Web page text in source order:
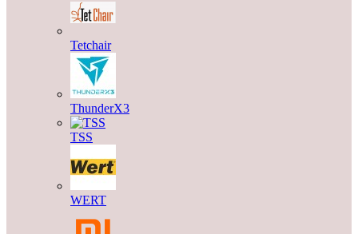
Tetchair
ThunderX3
TSS
WERT